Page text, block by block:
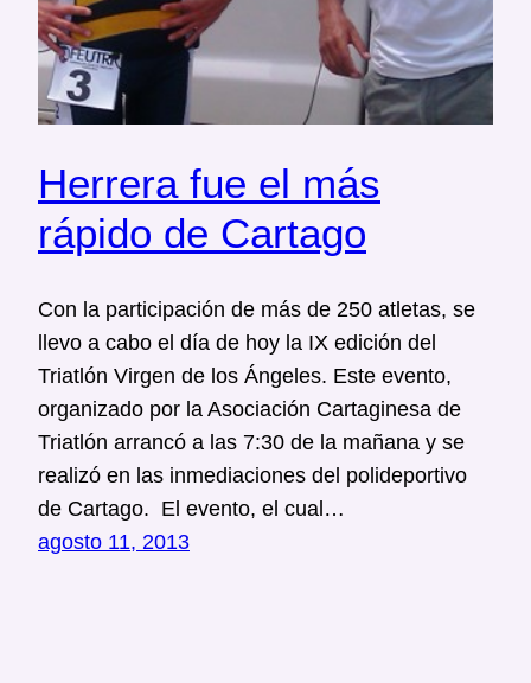
Herrera fue el más
rápido de Cartago
Con la participación de más de 250 atletas, se
llevo a cabo el día de hoy la IX edición del
Triatlón Virgen de los Ángeles. Este evento,
organizado por la Asociación Cartaginesa de
Triatlón arrancó a las 7:30 de la mañana y se
realizó en las inmediaciones del polideportivo
de Cartago. El evento, el cual…
agosto 11, 2013